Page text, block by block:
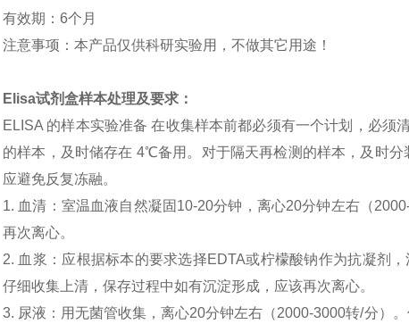
有效期：6个月
注意事项：本产品仅供科研实验用，不做其它用途！
Elisa试剂盒样本处理及要求：
ELISA 的样本实验准备 在收集样本前都必须有一个计划，必须
的样本，及时储存在 4℃备用。对于隔天再检测的样本，及时
应避免反复冻融。
1. 血清：室温血液自然凝固10-20分钟，离心20分钟左右（
再次离心。
2. 血浆：应根据标本的要求选择EDTA或柠檬酸钠作为抗凝剂
仔细收集上清，保存过程中如有沉淀形成，应该再次离心。
3. 尿液：用无菌管收集，离心20分钟左右（2000-3000转/分）